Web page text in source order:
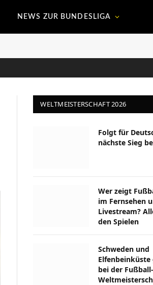
NEWS ZUR BUNDESLIGA
WELTMEISTERSCHAFT 2026
Folgt für
nächste Sieg
Wer zeigt
im Fernsehen
Livestream?
den Spielen
Schweden und
bei der Fußball-